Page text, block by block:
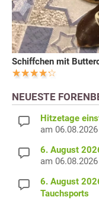
Schiffchen mit
NEUESTE
Hitzetage
am
6. August
am
6. August
Tauchsports